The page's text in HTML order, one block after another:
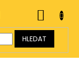
HLEDAT
KOŠÍK